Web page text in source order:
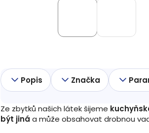
Popis Značka
Ze zbytků našich látek šijeme
být jiná a může obsahovat drobnou